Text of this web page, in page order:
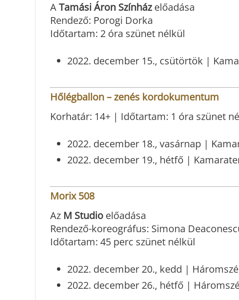
ATamási Áron Színházelőadása
Rendező: Porogi Dorka
Időtartam: 2 óra szünet nélkül
2022. december 15., csütörtök |
Hőlégballon – zenés kordokumentum
Korhatár: 14+ | Időtartam: 1 óra szünet
2022. december 18., vasárnap |
2022. december 19., hétfő |
Morix 508
Az M Studio előadása
Rendező-koreográfus: Simona
Időtartam: 45 perc szünet nélkül
2022. december 20., kedd |
2022. december 26., hétfő |